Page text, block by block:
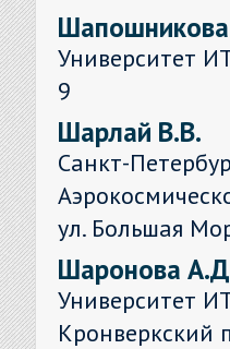
Университет
9
Шарлай В.В.
Санкт-
ул. Большая
Шаронова
Университет
Кронверкский